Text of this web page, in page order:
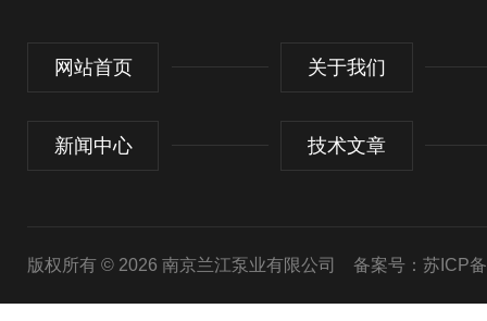
网站首页 关于我们
新闻中心 技术文章
版权所有 © 2026 南京兰江泵业有限公司 备案号：苏ICP